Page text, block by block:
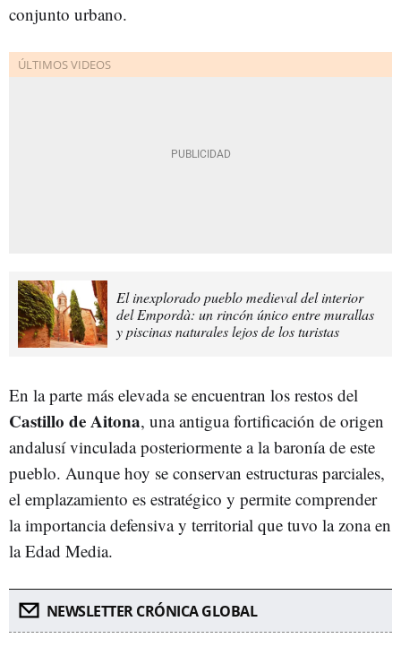
conjunto urbano.
El inexplorado pueblo medieval del interior
del Empordà: un rincón único entre murallas
y piscinas naturales lejos de los turistas
En la parte más elevada se encuentran los restos del
Castillo de Aitona, una antigua fortificación de origen
andalusí vinculada posteriormente a la baronía de este
pueblo. Aunque hoy se conservan estructuras parciales,
el emplazamiento es estratégico y permite comprender
la importancia defensiva y territorial que tuvo la zona en
la Edad Media.
NEWSLETTER CRÓNICA GLOBAL